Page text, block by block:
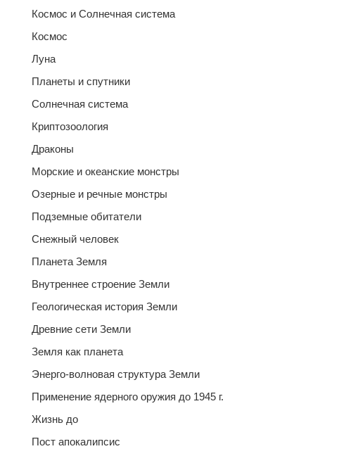
Космос и Солнечная система
Космос
Луна
Планеты и спутники
Солнечная система
Криптозоология
Драконы
Морские и океанские монстры
Озерные и речные монстры
Подземные обитатели
Снежный человек
Планета Земля
Внутреннее строение Земли
Геологическая история Земли
Древние сети Земли
Земля как планета
Энерго-волновая структура Земли
Применение ядерного оружия до 1945 г.
Жизнь до
Пост апокалипсис